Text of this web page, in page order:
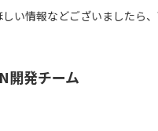
い情報などございましたら、
開発チーム